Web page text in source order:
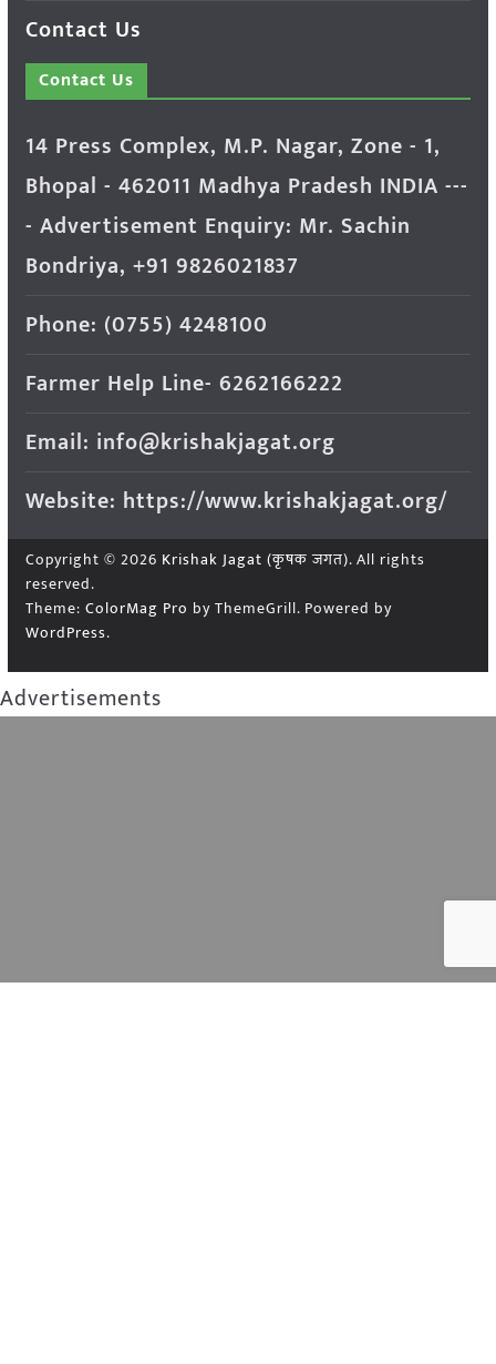
Contact Us
Contact Us
14 Press Complex, M.P. Nagar, Zone - 1,
Bhopal - 462011 Madhya Pradesh INDIA ---
- Advertisement Enquiry: Mr. Sachin
Bondriya, +91 9826021837
Phone: (0755) 4248100
Farmer Help Line- 6262166222
Email: info@krishakjagat.org
Website: https://www.krishakjagat.org/
Copyright © 2026 Krishak Jagat (कृषक जगत). All rights
reserved.
Theme: ColorMag Pro by ThemeGrill. Powered by
WordPress.
Advertisements